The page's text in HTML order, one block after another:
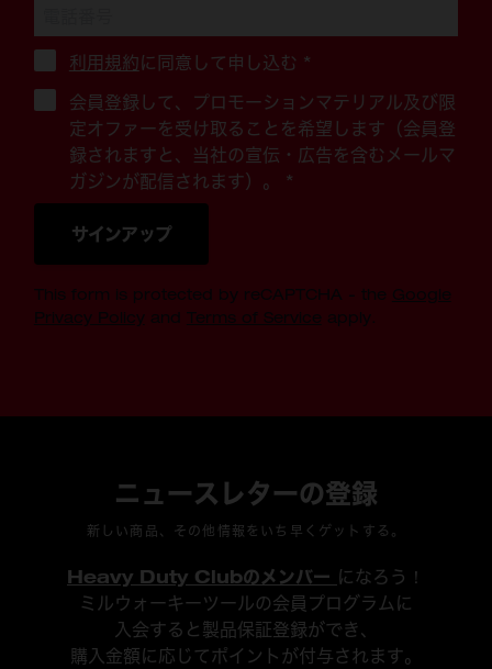
利用規約に同意して申し込む *
会員登録して、プロモーションマテリアル及び限
定オファーを受け取ることを希望します（会員登
録されますと、当社の宣伝・広告を含むメールマ
ガジンが配信されます）。 *
サインアップ
This form is protected by reCAPTCHA - the Google
Privacy Policyand Terms of Service apply.
ニュースレターの登録
新しい商品、その他情報をいち早くゲットする。
Heavy Duty Clubのメンバー になろう！
ミルウォーキーツールの会員プログラムに
入会すると製品保証登録ができ、
購入金額に応じてポイントが付与されます。